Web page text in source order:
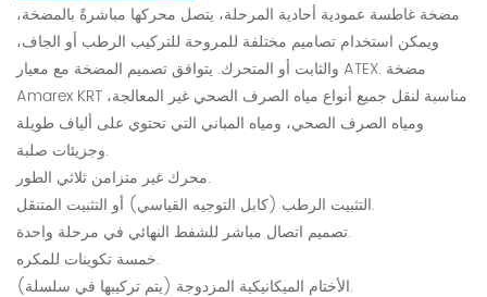
مضخة غاطسة عمودية أحادية المرحلة، يتصل محركها مباشرةً بالمضخة،
ويمكن استخدام تصاميم مختلفة للمروحة للتركيب الرطب أو الجاف،
والثابت أو المتحرك. يتوافق تصميم المضخة مع معيار ATEX. مضخة
Amarex KRT مناسبة لنقل جميع أنواع مياه الصرف الصحي غير المعالجة،
ومياه الصرف الصحي، ومياه المباني التي تحتوي على ألياف طويلة
وجزيئات صلبة.
محرك غير متزامن ثلاثي الطور.
التثبيت الرطب (كابل التوجيه القياسي) أو التثبيت المتنقل.
تصميم اتصال مباشر للشفط النهائي في مرحلة واحدة.
خمسة تكوينات للمكره.
الأختام الميكانيكية المزدوجة (يتم تركيبها في سلسلة).